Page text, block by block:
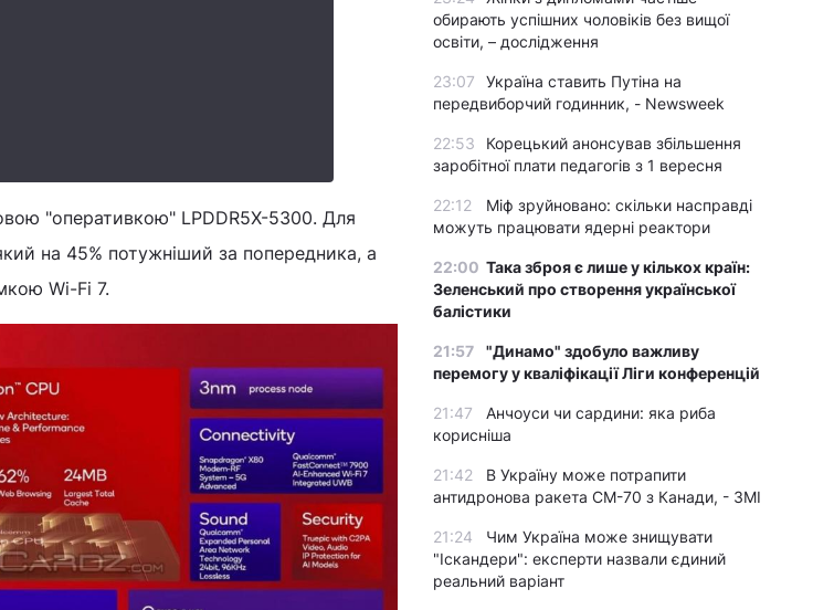
"оперативкою" LPDDR5X-5300. Для
на 45% потужніший за попередника, а
Wi-Fi 7.
обирають успішних чоловіків без вищої
освіти, – дослідження
23:07
Україна ставить Путіна на
передвиборчий годинник, - Newsweek
22:53
Корецький анонсував збільшення
заробітної плати педагогів з 1 вересня
22:12
Міф зруйновано: скільки насправді
можуть працювати ядерні реактори
22:00 Така зброя є лише у кількох країн:
Зеленський про створення української
балістики
21:57
"Динамо" здобуло важливу
перемогу у кваліфікації Ліги конференцій
21:47
Анчоуси чи сардини: яка риба
корисніша
21:42
В Україну може потрапити
антидронова ракета CM-70 з Канади, - ЗМІ
21:24
Чим Україна може знищувати
"Іскандери": експерти назвали єдиний
реальний варіант